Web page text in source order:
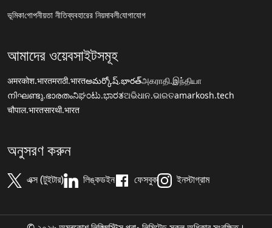
ভূমিকাগোপনীয়তা নীতিব্যবহারের নিয়মাবলীযোগাযোগ
আমাদের ওয়েবসাইটসমূহ
अमरकोश.भारतमराठी.भारतఅమర్కోష్.భారత్அகராதி.இந்தியா
നിഘണ്ടു.ഭാരതംನಿಘಂಟು.ಭಾರತଅଭିଧାନ.ଭାରତamarkosh.tech
चौपाल.भारतसारथी.भारत
অনুসরণ করুন
এক্স (টুইটার) লিঙ্কডইন ফেসবুক ইনস্টাগ্রাম